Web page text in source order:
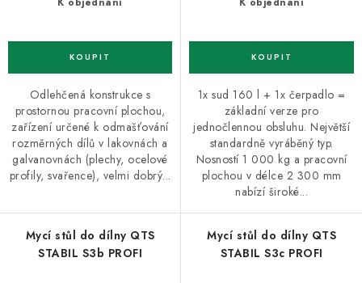
Odlehčená konstrukce s
prostornou pracovní plochou,
zařízení určené k odmašťování
rozměrných dílů v lakovnách a
galvanovnách (plechy, ocelové
profily, svařence), velmi dobrý...
1x sud 160 l + 1x čerpadlo =
základní verze pro
jednočlennou obsluhu. Největší
standardně vyráběný typ.
Nosností 1 000 kg a pracovní
plochou v délce 2 300 mm
nabízí široké...
Mycí stůl do dílny QTS
STABIL S3b PROFI
Mycí stůl do dílny QTS
STABIL S3c PROFI